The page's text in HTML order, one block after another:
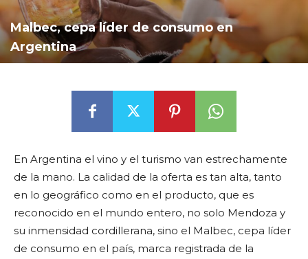
Malbec, cepa líder de consumo en
Argentina
En Argentina el vino y el turismo van estrechamente
de la mano. La calidad de la oferta es tan alta, tanto
en lo geográfico como en el producto, que es
reconocido en el mundo entero, no solo Mendoza y
su inmensidad cordillerana, sino el Malbec, cepa líder
de consumo en el país, marca registrada de la